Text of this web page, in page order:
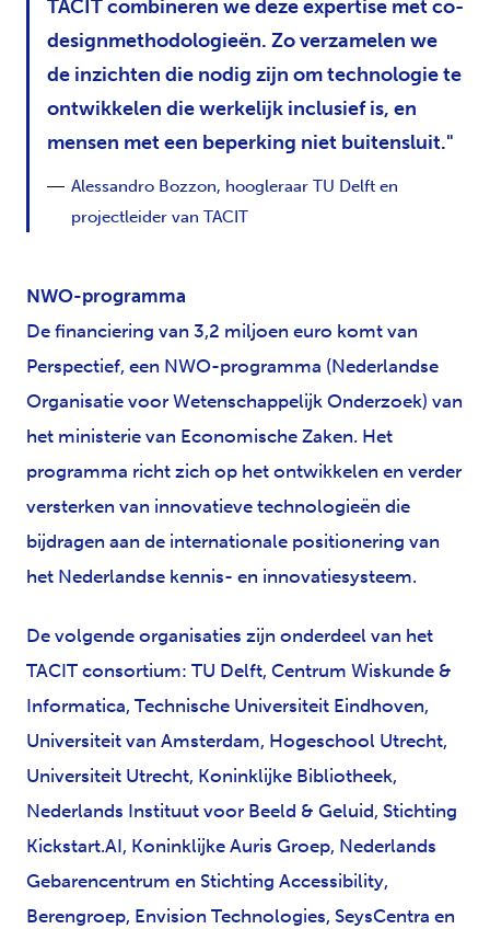
TACIT combineren we deze expertise met co-
designmethodologieën. Zo verzamelen we
de inzichten die nodig zijn om technologie te
ontwikkelen die werkelijk inclusief is, en
mensen met een beperking niet buitensluit.
Alessandro Bozzon, hoogleraar TU Delft en
projectleider van TACIT
NWO-programma
De financiering van 3,2 miljoen euro komt van
Perspectief, een NWO-programma (Nederlandse
Organisatie voor Wetenschappelijk Onderzoek) van
het ministerie van Economische Zaken. Het
programma richt zich op het ontwikkelen en verder
versterken van innovatieve technologieën die
bijdragen aan de internationale positionering van
het Nederlandse kennis- en innovatiesysteem.
De volgende organisaties zijn onderdeel van het
TACIT consortium: TU Delft, Centrum Wiskunde &
Informatica, Technische Universiteit Eindhoven,
Universiteit van Amsterdam, Hogeschool Utrecht,
Universiteit Utrecht, Koninklijke Bibliotheek,
Nederlands Instituut voor Beeld & Geluid, Stichting
Kickstart.AI, Koninklijke Auris Groep, Nederlands
Gebarencentrum en Stichting Accessibility,
Berengroep, Envision Technologies, SeysCentra en